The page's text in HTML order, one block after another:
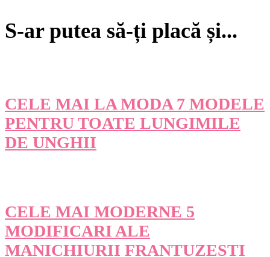
S-ar putea să-ți placă și...
CELE MAI LA MODA 7 MODELE
PENTRU TOATE LUNGIMILE
DE UNGHII
CELE MAI MODERNE 5
MODIFICARI ALE
MANICHIURII FRANTUZESTI